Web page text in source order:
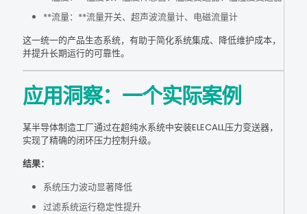
**流量：**流量开关、超声波流量计、电磁流量计
这一统一的产品生态系统，有助于简化系统集成、降低维护成本，
并提升长期运行的可靠性。
应用洞察：一个实际案例
某半导体制造工厂通过在超纯水系统中安装ELECALL压力变送器，
实现了精确的闭环压力控制升级。
结果：
系统压力波动显著降低
过滤系统运行稳定性提升